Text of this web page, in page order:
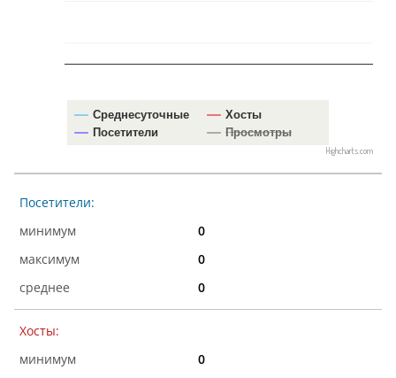
Среднесуточные
Хосты
Посетители
Просмотры
Highcharts.com
Посетители:
0
0
0
Хосты:
0